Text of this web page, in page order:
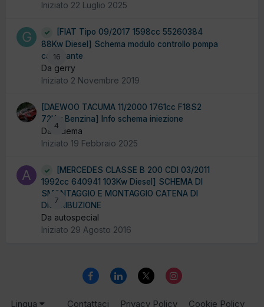
Iniziato 22 Luglio 2025
16
[FIAT Tipo 09/2017 1598cc 55260384
88Kw Diesel] Schema modulo controllo pompa
carburante
Da gerry
Iniziato 2 Novembre 2019
4
[DAEWOO TACUMA 11/2000 1761cc F18S2
72Kw Benzina] Info schema iniezione
Da ludema
Iniziato 19 Febbraio 2025
7
[MERCEDES CLASSE B 200 CDI 03/2011
1992cc 640941 103Kw Diesel] SCHEMA DI
SMONTAGGIO E MONTAGGIO CATENA DI
DISTRIBUZIONE
Da autospecial
Iniziato 29 Agosto 2016
Lingua Contattaci Privacy Policy Cookie Policy